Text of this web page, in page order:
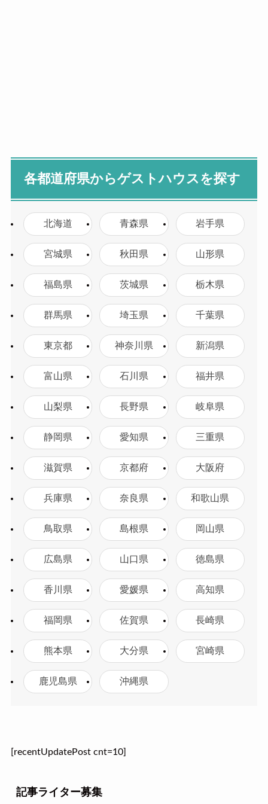
各都道府県からゲストハウスを探す
北海道 青森県 岩手県
宮城県 秋田県 山形県
福島県 茨城県 栃木県
群馬県 埼玉県 千葉県
東京都 神奈川県 新潟県
富山県 石川県 福井県
山梨県 長野県 岐阜県
静岡県 愛知県 三重県
滋賀県 京都府 大阪府
兵庫県 奈良県 和歌山県
鳥取県 島根県 岡山県
広島県 山口県 徳島県
香川県 愛媛県 高知県
福岡県 佐賀県 長崎県
熊本県 大分県 宮崎県
鹿児島県 沖縄県
[recentUpdatePost cnt=10]
記事ライター募集